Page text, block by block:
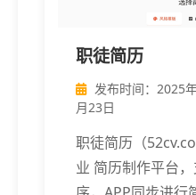
职徒简历
发布时间：2025
月23日
职徒简历（
业 简历制作平台